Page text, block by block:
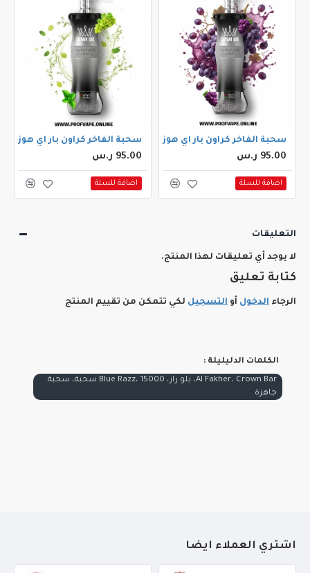
سحبة) علكة نعناع
سحبة الفاخر كراون بار اي هوز اكس الجاهزة (60000 سحبة) عنب
95.00 ر.س
اضافة للسلة
سحبة الفاخر كراون بار اي هوز اكس الجاهزة
95.00 ر.س
اضافة للسلة
التعليقات
لا يوجد أي تعليقات لهذا المنتج.
كتابة تعليق
الرجاء الدخول أو التسجيل لكي تتمكن من تقييم المنتج
الكلمات الدليليلة :
Al Fakher، Crown Bar، بلو راز، Blue Razz، 15000 سحبة، سحبة
جاهزة
أشتري العملاء أيضاً